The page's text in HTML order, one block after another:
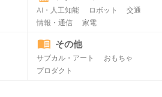
AI・人工知能 ロボット
交通
情報・通信
家電
その他
サブカル・アート
おもちゃ
プロダクト